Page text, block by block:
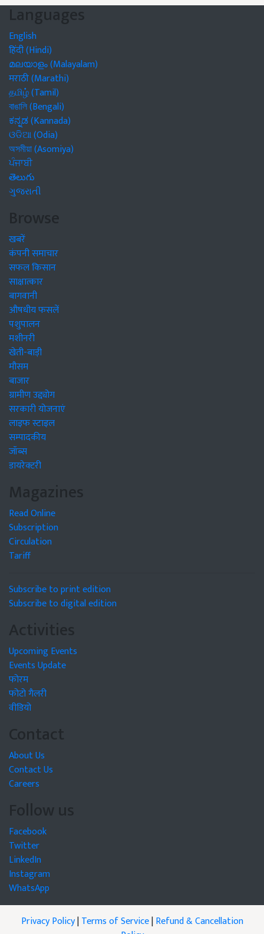
Languages
English
हिंदी (Hindi)
മലയാളം (Malayalam)
मराठी (Marathi)
தமிழ் (Tamil)
বাঙালি (Bengali)
ಕನ್ನಡ (Kannada)
ଓଡିଆ (Odia)
অসমীয়া (Asomiya)
ਪੰਜਾਬੀ
తెలుగు
ગુજરાતી
Browse
खबरें
कंपनी समाचार
सफल किसान
साक्षात्कार
बागवानी
औषधीय फसलें
पशुपालन
मशीनरी
खेती-बाड़ी
मौसम
बाजार
ग्रामीण उद्द्योग
सरकारी योजनाएं
लाइफ स्टाइल
सम्पादकीय
जॉब्स
डायरेक्टरी
Magazines
Read Online
Subscription
Circulation
Tariff
Subscribe to print edition
Subscribe to digital edition
Activities
Upcoming Events
Events Update
फोरम
फोटो गैलरी
वीडियो
Contact
About Us
Contact Us
Careers
Follow us
Facebook
Twitter
LinkedIn
Instagram
WhatsApp
Privacy Policy|Terms of Service|Refund & Cancellation